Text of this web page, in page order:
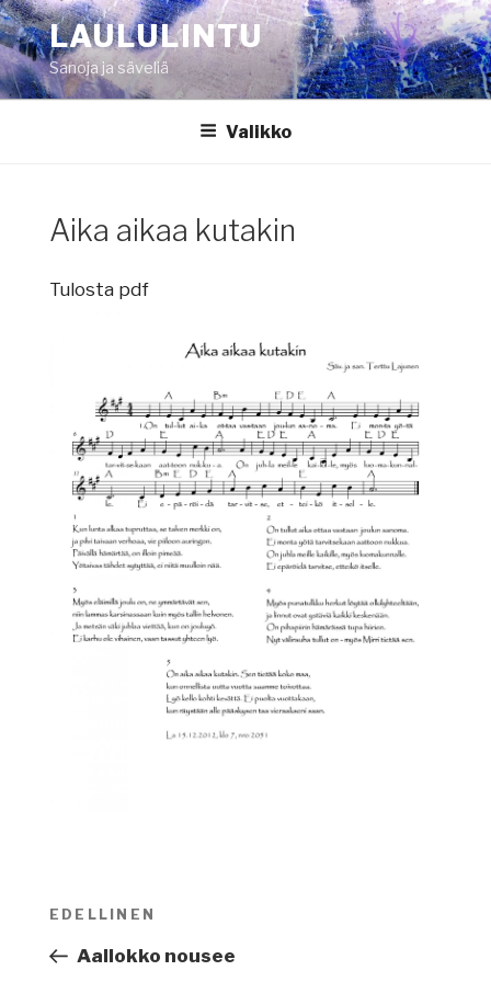
Siirry
sisältöönLAULULINTU
Sanoja ja säveliä
Valikko
Aika aikaa kutakin
Tulosta pdf
Artikkelien
Edellinen
artikkeli
EDELLINEN
Aallokko nousee